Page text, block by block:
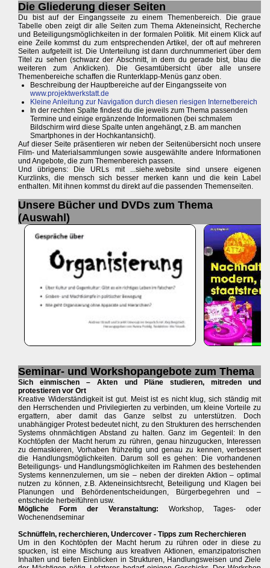
Die Gliederung dieser Seiten
Du bist auf der Eingangsseite zu einem Themenbereich. Die graue
Tabelle oben zeigt dir alle Seiten zum Thema Akteneinsicht, Recherche
und Beteiligungsmöglichkeiten in der formalen Politik. Mit einem Klick auf
eine Zeile kommst du zum entsprechenden Artikel, der oft auf mehreren
Seiten aufgeteilt ist. Die Unterteilung ist dann durchnummeriert über dem
Titel zu sehen (schwarz der Abschnitt, in dem du gerade bist, blau die
weiteren zum Anklicken). Die Gesamtübersicht über alle unsere
Themenbereiche schaffen die Runterklapp-Menüs ganz oben.
Beschreibung der Hauptbereiche auf der Eingangsseite von
www.projektwerkstatt.de
Kleine Anleitung zur Navigation durch diesen riesigen Internetbereich
In der rechten Spalte findest du die jeweils zum Thema passenden
Termine und einige ergänzende Informationen (bei schmalem
Bildschirm wird diese Spalte unten angehängt, z.B. am manchen
Smartphones in der Hochkantansicht).
Auf dieser Seite präsentieren wir neben der Seitenübersicht noch unsere
Film- und Materialsammlungen sowie ausgewählte andere Informationen
und Angebote, die zum Themenbereich passen.
Und übrigens: Die URLs mit ...siehe.website sind unsere eigenen
Kurzlinks, die mensch sich besser merken kann und die kein Label
enthalten. Mit ihnen kommst du direkt auf die passenden Themenseiten.
Unsere Bücher und DVDs zum Thema
(Auswahl)
Seminar- und Workshopangebote zum Thema
Sich einmischen – Akten und Pläne studieren, mitreden und
protestieren vor Ort
Kreative Widerständigkeit ist gut. Meist ist es nicht klug, sich ständig mit
den Herrschenden und Privilegierten zu verbinden, um kleine Vorteile zu
ergattern, aber damit das Ganze selbst zu unterstützen. Doch
unabhängiger Protest bedeutet nicht, zu den Strukturen des herrschenden
Systems ohnmächtigen Abstand zu halten. Ganz im Gegenteil: In den
Kochtöpfen der Macht herum zu rühren, genau hinzugucken, Interessen
zu demaskieren, Vorhaben frühzeitig und genau zu kennen, verbessert
die Handlungsmöglichkeiten. Darum soll es gehen: Die vorhandenen
Beteiligungs- und Handlungsmöglichkeiten im Rahmen des bestehenden
Systems kennenzulernen, um sie – neben der direkten Aktion – optimal
nutzen zu können, z.B. Akteneinsichtsrecht, Beteiligung und Klagen bei
Planungen und Behördenentscheidungen, Bürgerbegehren und –
entscheide herbeiführen usw.
Mögliche Form der Veranstaltung: Workshop, Tages- oder
Wochenendseminar
Schnüffeln, recherchieren, Undercover - Tipps zum Recherchieren
Um in den Kochtöpfen der Macht herum zu rühren oder in diese zu
spucken, ist eine Mischung aus kreativen Aktionen, emanzipatorischen
Inhalten und tiefen Einblicken in Strukturen, Handlungsweisen und Ziele